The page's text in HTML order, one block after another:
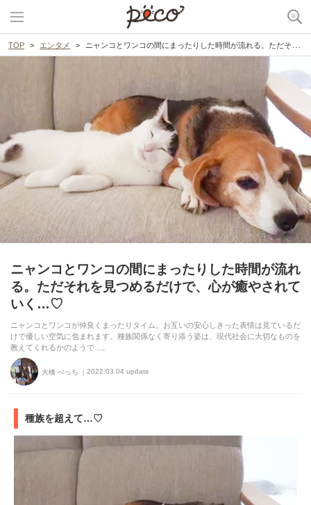
TOP エンタメ ニャンコとワンコの間にまったりした時間が流れる。ただそれを見つめるだけで、心が癒やされていく…♡
ニャンコとワンコの間にまったりした時間が流れ
る。ただそれを見つめるだけで、心が癒やされて
いく…♡
ニャンコとワンコが仲良くまったりタイム。お互いの安心しきった表情は見ているだ
けで優しい空気に包まれます。種族関係なく寄り添う姿は、現代社会に大切なものを
教えてくれるかのようで…。
大橋 ぺっち 2022.03.04 update
種族を超えて…♡